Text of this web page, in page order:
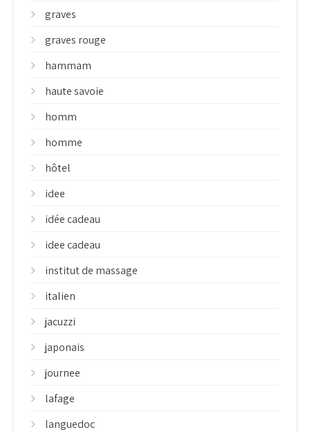
graves
graves rouge
hammam
haute savoie
homm
homme
hôtel
idee
idée cadeau
idee cadeau
institut de massage
italien
jacuzzi
japonais
journee
lafage
languedoc